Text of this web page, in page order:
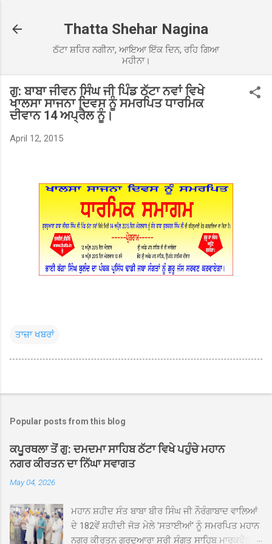
Thatta Shehar Nagina
ਠੱਟਾ ਸ਼ਹਿਰ ਨਗੀਨਾ, ਆਇਆ ਇੱਕ ਦਿਨ, ਰਹਿ ਗਿਆ
ਮਹੀਨਾ।
ਗੁ: ਬਾਬਾ ਜੀਵਨ ਸਿੰਘ ਜੀ ਪਿੰਡ ਠੱਟਾ ਨਵਾਂ ਵਿਖੇ
ਖਾਲਸਾ ਸਾਜਨਾ ਦਿਵਸ ਨੂੰ ਸਮਰਪਿਤ ਧਾਰਮਿਕ
ਦੀਵਾਨ 14 ਅਪ੍ਰੈਲ ਨੂੰ।
April 12, 2015
ਤਾਜ਼ਾ ਖਬਰਾਂ
Popular posts from this blog
ਕਪੂਰਥਲਾ ਤੋਂ ਗੁ: ਦਮਦਮਾ ਸਾਹਿਬ ਠੱਟਾ ਵਿਖੇ ਪਹੁੰਚੇ ਮਹਾਨ
ਨਗਰ ਕੀਰਤਨ ਦਾ ਨਿੱਘਾ ਸਵਾਗਤ
May 04, 2026
ਮਹਾਨ ਸ਼ਹੀਦ ਸੰਤ ਬਾਬਾ ਬੀਰ ਸਿੰਘ ਜੀ ਨੌਰੰਗਾਬਾਦ ਵਾਲਿਆਂ
ਦੇ 182ਵੇਂ ਸ਼ਹੀਦੀ ਜੋੜ ਮੇਲੇ 'ਸਤਾਈਆਂ' ਨੂੰ ਸਮਰਪਿਤ ਮਹਾਨ
ਨਗਰ ਕੀਰਤਨ ਗੁਰਦੁਆਰਾ ਸ੍ਰੀ ਸੰਗਤ ਸਾਹਿਬ ਮਾਰਕਫੈੱਡ